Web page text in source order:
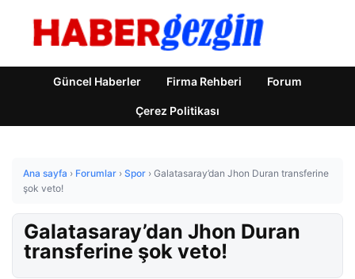
Güncel Haberler Firma Rehberi Forum
Çerez Politikası
Ana sayfa › Forumlar › Spor › Galatasaray’dan Jhon Duran transferine
şok veto!
Galatasaray’dan Jhon Duran
transferine şok veto!